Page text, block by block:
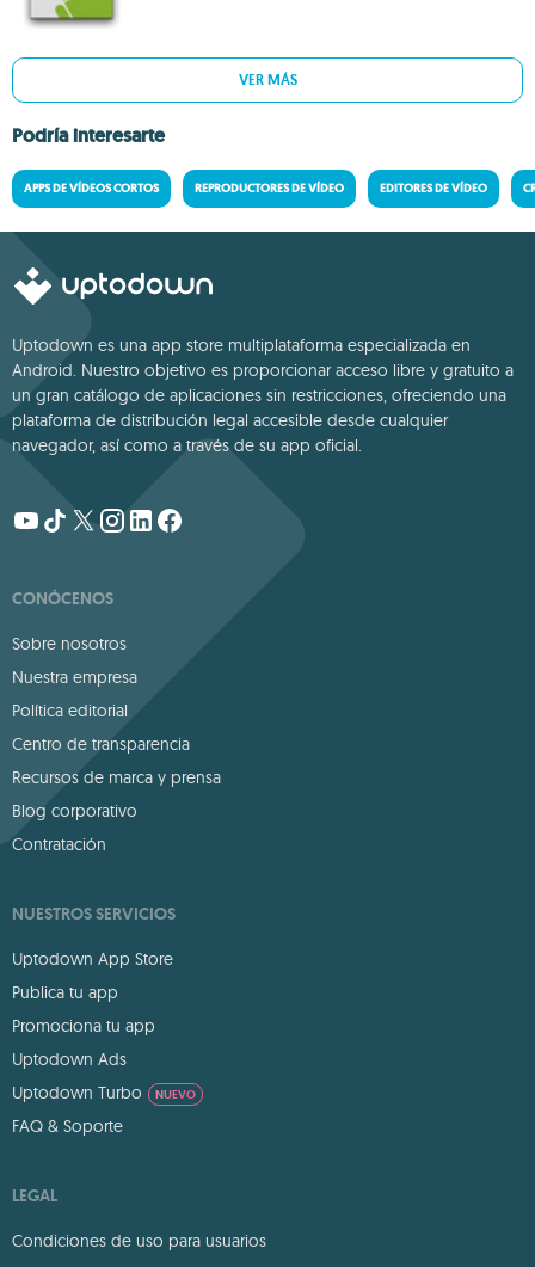
VER MÁS
Podría interesarte
APPS DE VÍDEOS CORTOS REPRODUCTORES DE VÍDEO EDITORES DE VÍDEO
Uptodown es una app store multiplataforma especializada en
Android. Nuestro objetivo es proporcionar acceso libre y gratuito a
un gran catálogo de aplicaciones sin restricciones, ofreciendo una
plataforma de distribución legal accesible desde cualquier
navegador, así como a través de su app oficial.
CONÓCENOS
Sobre nosotros
Nuestra empresa
Política editorial
Centro de transparencia
Recursos de marca y prensa
Blog corporativo
Contratación
NUESTROS SERVICIOS
Uptodown App Store
Publica tu app
Promociona tu app
Uptodown Ads
Uptodown Turbo
NUEVO
FAQ & Soporte
LEGAL
Condiciones de uso para usuarios